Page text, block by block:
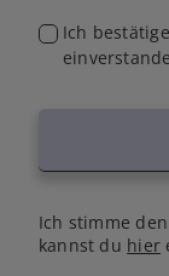
Ich
Ich stimme
kannst du hier